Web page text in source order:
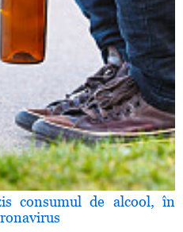
consumul de alcool, în